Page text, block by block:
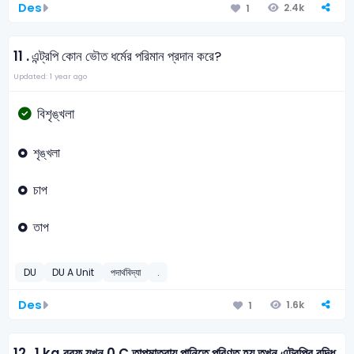
Des 1 2.4k
11 .এন্ট্রপি কোন ভৌত ধর্মের পরিমান প্রদান করে?
Updated: 1 year ago
বিশৃঙ্খলা
শৃঙ্খলা
চাপ
তাপ
DU DU A Unit পদার্থবিদ্যা .
Des 1 1.6k